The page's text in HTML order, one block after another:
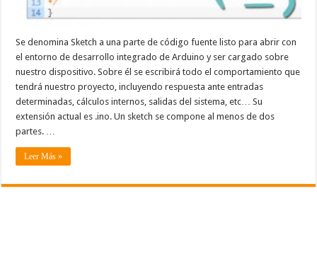
Se denomina Sketch a una parte de código fuente listo para abrir con
el entorno de desarrollo integrado de Arduino y ser cargado sobre
nuestro dispositivo. Sobre él se escribirá todo el comportamiento que
tendrá nuestro proyecto, incluyendo respuesta ante entradas
determinadas, cálculos internos, salidas del sistema, etc… Su
extensión actual es .ino. Un sketch se compone al menos de dos
partes. …
Leer Más »